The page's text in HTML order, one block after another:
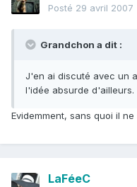
Posté 29 avril 2007
Grandchon a dit :
J'en ai discuté avec un
l'idée absurde d'ailleurs.
Evidemment, sans quoi il
LaFéeC